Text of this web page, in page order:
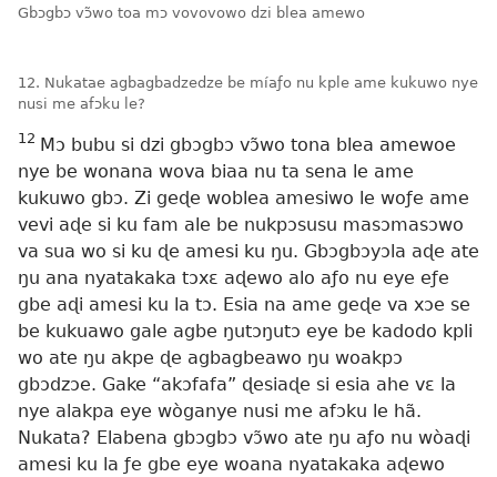
Gbɔgbɔ vɔ̃wo toa mɔ vovovowo dzi blea amewo
12. Nukatae agbagbadzedze be míaƒo nu kple ame kukuwo nye
nusi me afɔku le?
12 Mɔ bubu si dzi gbɔgbɔ vɔ̃wo tona blea amewoe
nye be wonana wova biaa nu ta sena le ame
kukuwo gbɔ. Zi geɖe woblea amesiwo le woƒe ame
vevi aɖe si ku fam ale be nukpɔsusu masɔmasɔwo
va sua wo si ku ɖe amesi ku ŋu. Gbɔgbɔyɔla aɖe ate
ŋu ana nyatakaka tɔxɛ aɖewo alo aƒo nu eye eƒe
gbe aɖi amesi ku la tɔ. Esia na ame geɖe va xɔe se
be kukuawo gale agbe ŋutɔŋutɔ eye be kadodo kpli
wo ate ŋu akpe ɖe agbagbeawo ŋu woakpɔ
gbɔdzɔe. Gake “akɔfafa” ɖesiaɖe si esia ahe vɛ la
nye alakpa eye wòganye nusi me afɔku le hã.
Nukata? Elabena gbɔgbɔ vɔ̃wo ate ŋu aƒo nu wòaɖi
amesi ku la ƒe gbe eye woana nyatakaka aɖewo